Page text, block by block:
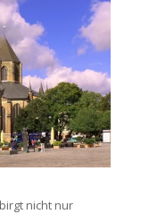
nicht nur